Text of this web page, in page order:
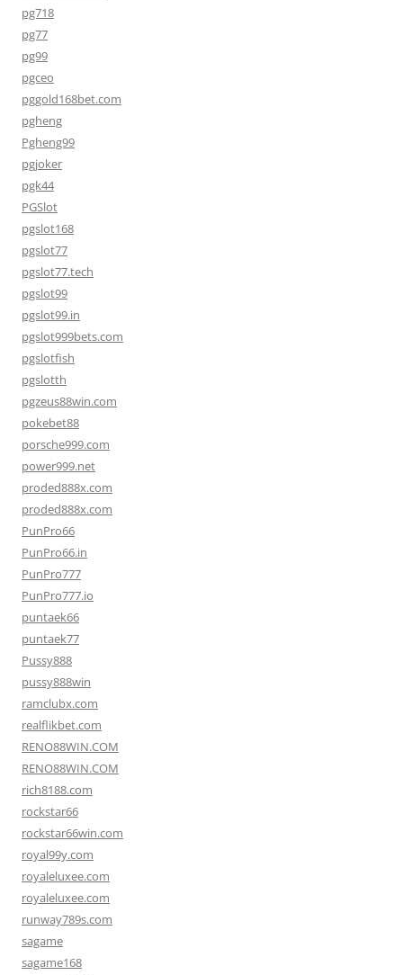
pg718
pg77
pg99
pgceo
pggold168bet.com
pgheng
Pgheng99
pgjoker
pgk44
PGSlot
pgslot168
pgslot77
pgslot77.tech
pgslot99
pgslot99.in
pgslot999bets.com
pgslotfish
pgslotth
pgzeus88win.com
pokebet88
porsche999.com
power999.net
proded888x.com
proded888x.com
PunPro66
PunPro66.in
PunPro777
PunPro777.io
puntaek66
puntaek77
Pussy888
pussy888win
ramclubx.com
realflikbet.com
RENO88WIN.COM
RENO88WIN.COM
rich8188.com
rockstar66
rockstar66win.com
royal99y.com
royaleluxee.com
royaleluxee.com
runway789s.com
sagame
sagame168